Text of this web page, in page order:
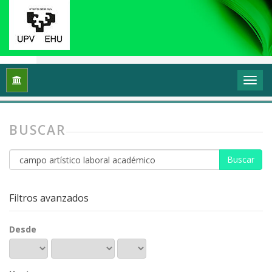
Inicio
BUSCAR
Buscar
artículos
Filtros avanzados
Desde